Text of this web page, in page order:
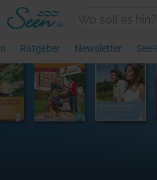
Wasserwelten
Neueste Themen
Ratgeber Newsletter